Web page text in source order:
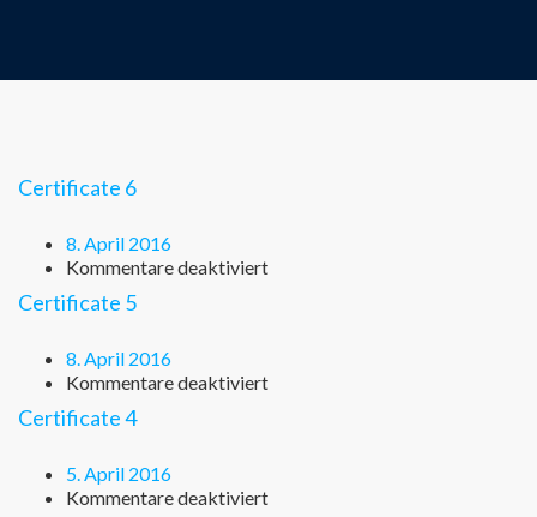
Certificate 6
8. April 2016
Kommentare deaktiviertfür
Certificate 5
8. April 2016
Kommentare deaktiviertfür
Certificate 4
5. April 2016
Kommentare deaktiviertfür